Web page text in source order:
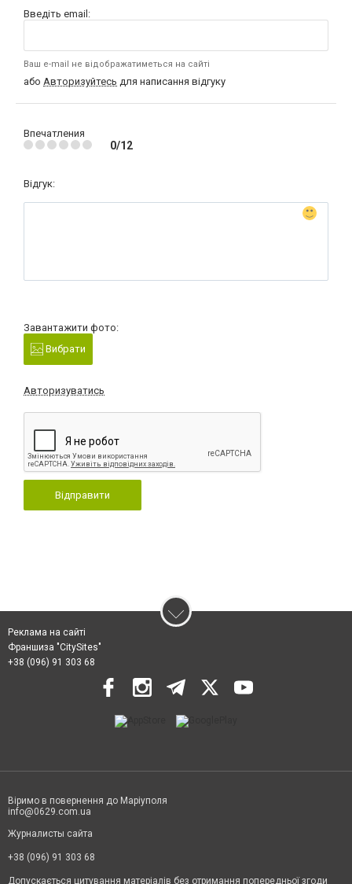
Введіть email:
Ваш e-mail не відображатиметься на сайті
або Авторизуйтесь для написання відгуку
Впечатления
0/12
Відгук:
Завантажити фото:
Вибрати
Авторизуватись
Відправити
Реклама на сайті
Франшиза "CitySites"
+38 (096) 91 303 68
Віримо в повернення до Маріуполя
info@0629.com.ua
Журналисты сайта
+38 (096) 91 303 68
Допускається цитування матеріалів без отримання попередньої згоди